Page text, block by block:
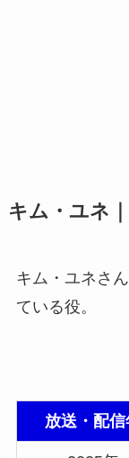
キム・ユネ
キム・ユネさ
ている役。
放送・配信